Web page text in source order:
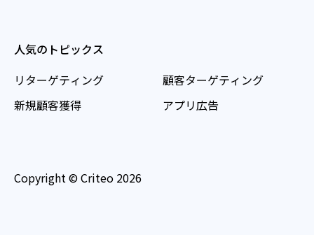
人気のトピックス
リターゲティング
新規顧客獲得
顧客ターゲティング
アプリ広告
Copyright © Criteo 2026